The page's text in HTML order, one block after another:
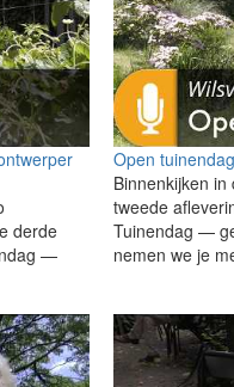
derde
—
Open
Binnenkijken
tweede
Tuinendag —
nemen we je